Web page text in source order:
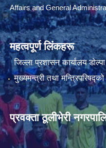
Affairs and General
महत्वपूर्ण लिंकहरू
जिल्ला प्रशासन कार्यालय डाेल्पा
मुख्यमन्त्री तथा मन्त्रिपरिषद्को
प्रवक्ता ठूलीभेरी